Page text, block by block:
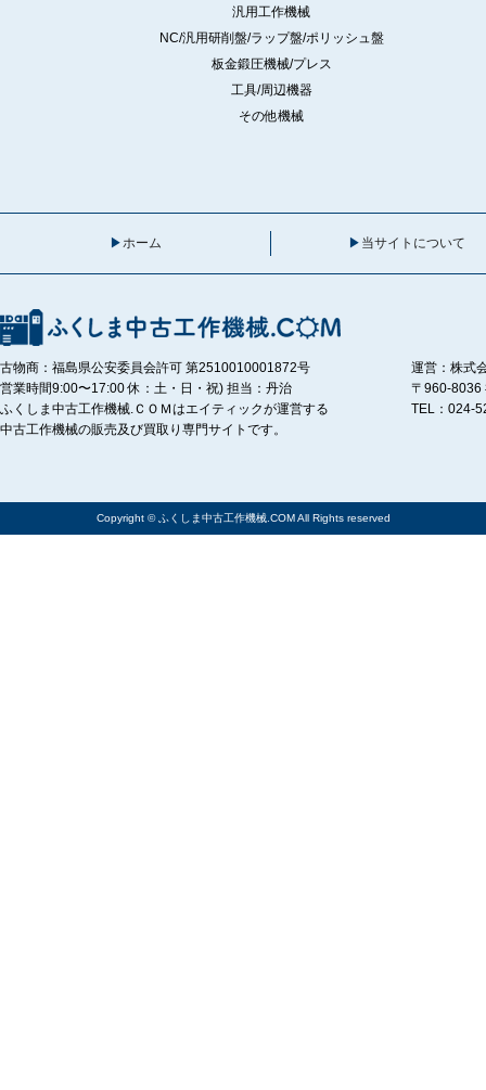
汎用工作機械
NC/汎用研削盤/ラップ盤/ポリッシュ盤
板金鍛圧機械/プレス
工具/周辺機器
その他機械
ホーム 当サイトについて
古物商：福島県公安委員会許可 第2510010001872号
営業時間9:00〜17:00 休：土・日・祝) 担当：丹治
ふくしま中古工作機械.ＣＯＭはエイティックが運営する
中古工作機械の販売及び買取り専門サイトです。
運営：株式
〒960-8036
TEL：024-
Copyright © ふくしま中古工作機械.COM All Rights reserved